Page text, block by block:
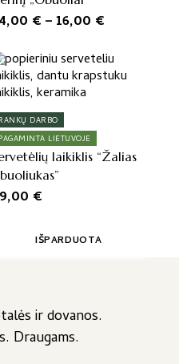
€ –16,00 €
14,00 €
through
DARBO
LIETUVOJE
laikiklis “Žalias
€
IŠPARDUOTA
ir dovanos.
Draugams.